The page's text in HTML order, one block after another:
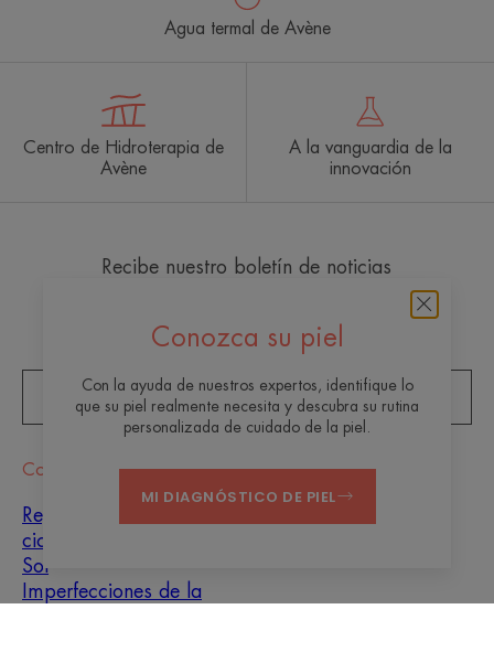
Conozca su piel
Con la ayuda de nuestros expertos, identifique lo
que su piel realmente necesita y descubra su rutina
personalizada de cuidado de la piel.
MI DIAGNÓSTICO DE PIEL
Agua termal de Avène
Centro de Hidroterapia de
Avène
A la vanguardia de la
innovación
Recibe nuestro boletín de noticias
¡Siempre estamos aquí para cuidar tu piel! Todos nuestros
consejos para cuidar tu piel día a día.
SUSCRÍBETE AL BOLETÍN DE NOTICIAS
Consejo
Reparación de
cicatrices
Sol
Imperfecciones de la